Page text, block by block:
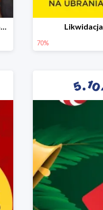
Wyprzedaż! Wszystkie kategorie do -70%
70%